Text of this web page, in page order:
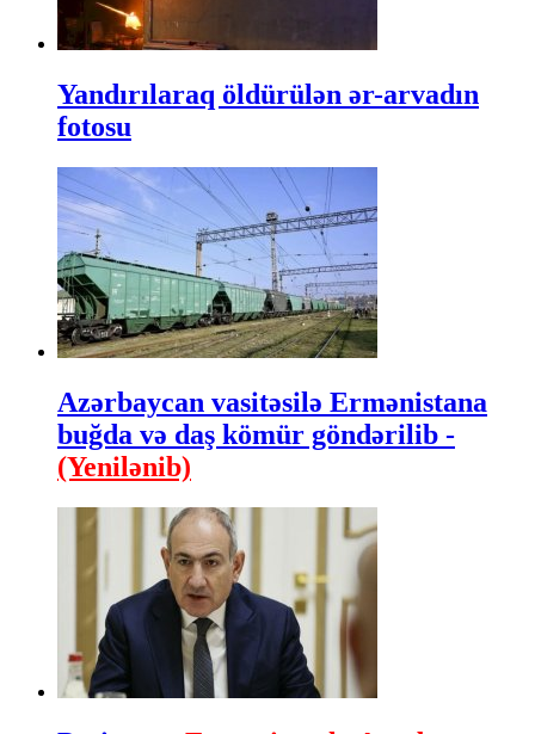
Yandırılaraq öldürülən ər-arvadın
fotosu
Azərbaycan vasitəsilə Ermənistana
buğda və daş kömür göndərilib -
(Yenilənib)